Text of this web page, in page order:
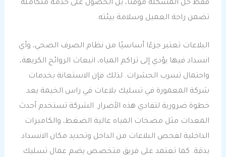
فقط حل المشكلة مؤقتًا، بل الحصول على خدمة متكاملة
تضمن راحة العميل وسلامة بيئته.
البلاعات تعتبر جزءًا أساسيًا من نظام الصرف الصحي، وأي
انسداد فيها يؤدي إلى تراكم المياه، انبعاث الروائح الكريهة،
واحتمال تسرب الحشرات. لذلك فإن الاستعانة بخدمات
شركة المعمورة في تسليك بلاعات في راس الخيمة يعد
خطوة ضرورية لتفادي هذه الأضرار. الشركة تستخدم أحدث
المعدات مثل مضخات المياه عالية الضغط، والكاميرات
الداخلية لفحص البلاعات من الداخل وتحديد مكان الانسداد
بدقة. كما تعتمد على فريق متخصص يضم عمال تسليك